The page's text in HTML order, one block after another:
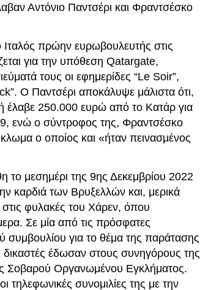
Αντόνιο Παντσέρι και Φραντσέσκο
Ιταλός πρώην ευρωβουλευτής στις
για την υπόθεση Qatargate,
τους οι εφημερίδες “Le Soir”,
Ο Παντσέρι αποκάλυψε μάλιστα ότι,
έλαβε 250.000 ευρώ από το Κατάρ για
ενώ ο σύντροφος της, Φραντσέσκο
ο οποίος και «ήταν πεινασμένος
το μεσημέρι της 9ης Δεκεμβρίου 2022
καρδιά των Βρυξελλών και, μερικά
φυλακές του Χάρεν, όπου
Σε μία από τις πρόσφατες
συμβουλίου για το θέμα της παράτασης
έδωσαν στους συνηγόρους της
Σοβαρού Οργανωμένου Εγκλήματος.
τηλεφωνικές συνομιλίες της με την